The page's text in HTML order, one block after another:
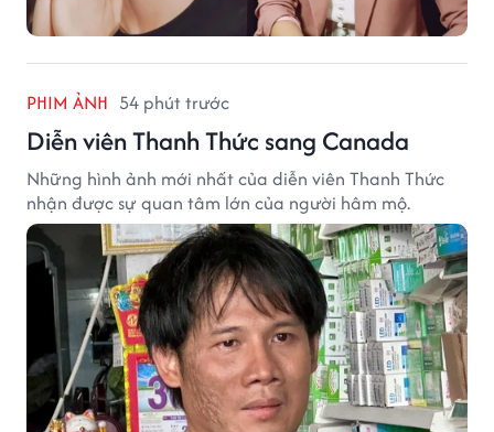
PHIM ẢNH 54 phút trước
Diễn viên Thanh Thức sang Canada
Những hình ảnh mới nhất của diễn viên Thanh Thức
nhận được sự quan tâm lớn của người hâm mộ.